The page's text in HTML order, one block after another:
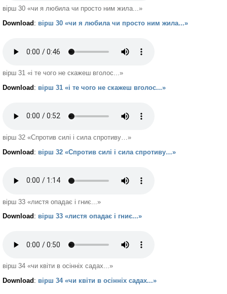
вірш 30 «чи я любила чи просто ним жила...»
Download : вірш 30 «чи я любила чи просто ним жила...»
вірш 31 «і те чого не скажеш вголос...»
Download : вірш 31 «і те чого не скажеш вголос...»
вірш 32 «Спротив силі і сила спротиву…»
Download: вірш 32 «Спротив силі і сила спротиву…»
вірш 33 «листя опадає і гниє...»
Download : вірш 33 «листя опадає і гниє...»
вірш 34 «чи квіти в осінніх садах...»
Download : вірш 34 «чи квіти в осінніх садах...»